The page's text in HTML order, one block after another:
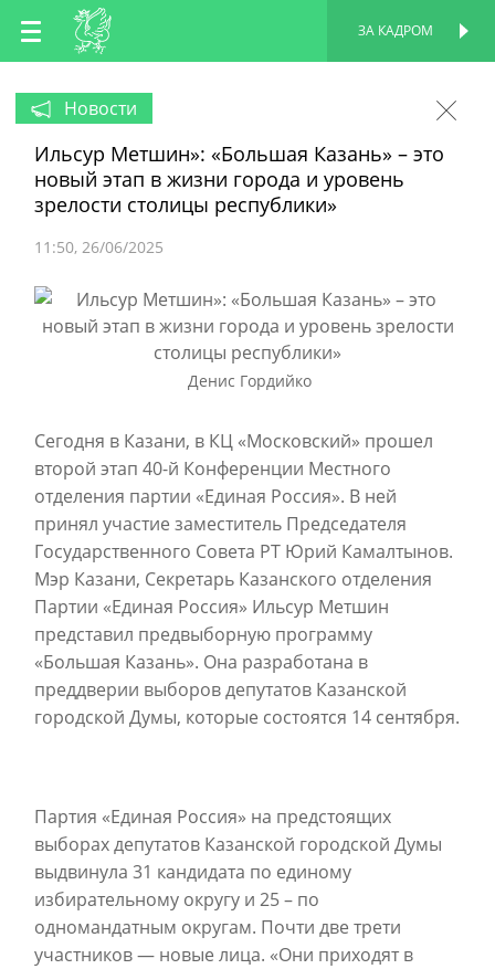
RU
EN
ЗА КАДРОМ
Новости
Ильсур Метшин»: «Большая Казань» – это
новый этап в жизни города и уровень
зрелости столицы республики»
11:50 26/06/2025
Денис Гордийко
Сегодня в Казани, в КЦ «Московский» прошел
второй этап 40-й Конференции Местного
отделения партии «Единая Россия». В ней
принял участие заместитель Председателя
Государственного Совета РТ Юрий Камалтынов.
Мэр Казани, Секретарь Казанского отделения
Партии «Единая Россия» Ильсур Метшин
представил предвыборную программу
«Большая Казань». Она разработана в
преддверии выборов депутатов Казанской
городской Думы, которые состоятся 14 сентября.
Партия «Единая Россия» на предстоящих
выборах депутатов Казанской городской Думы
выдвинула 31 кандидата по единому
избирательному округу и 25 – по
одномандатным округам. Почти две трети
участников — новые лица. «Они приходят в
ПЕРСОНАЛЬНАЯ